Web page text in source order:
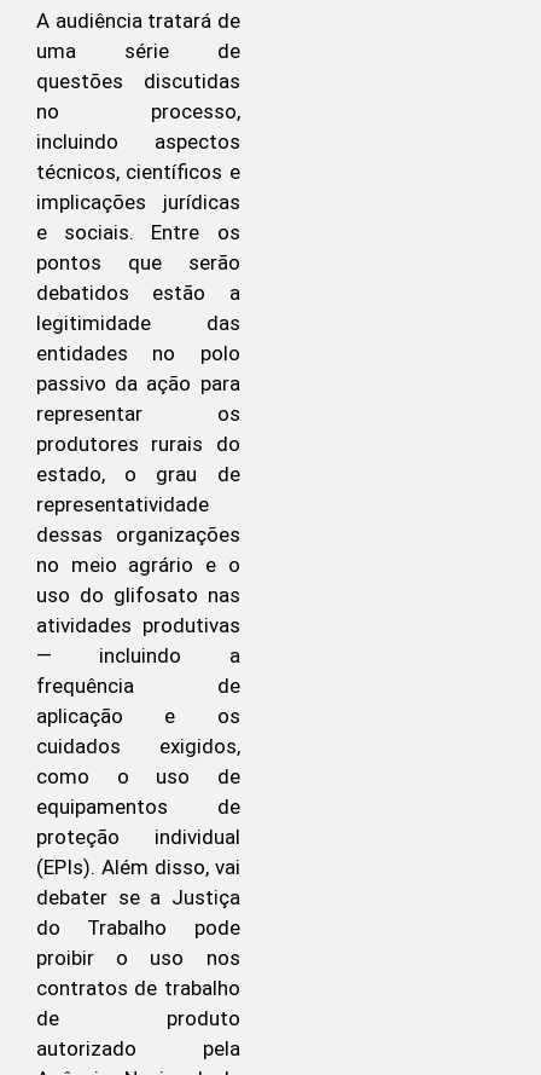
A audiência tratará de
uma série de
questões discutidas
no processo,
incluindo aspectos
técnicos, científicos e
implicações jurídicas
e sociais. Entre os
pontos que serão
debatidos estão a
legitimidade das
entidades no polo
passivo da ação para
representar os
produtores rurais do
estado, o grau de
representatividade
dessas organizações
no meio agrário e o
uso do glifosato nas
atividades produtivas
— incluindo a
frequência de
aplicação e os
cuidados exigidos,
como o uso de
equipamentos de
proteção individual
(EPIs). Além disso, vai
debater se a Justiça
do Trabalho pode
proibir o uso nos
contratos de trabalho
de produto
autorizado pela